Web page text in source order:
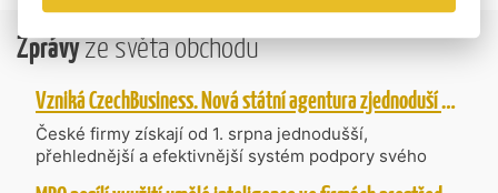
Zprávyze světa obchodu
Vzniká CzechBusiness. Nová státní agentura zjednoduší podporu českých firem
České firmy získají od 1. srpna jednodušší,
přehlednější a efektivnější systém podpory svého